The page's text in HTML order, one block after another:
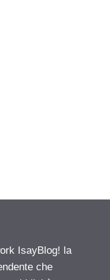
IsayBlog! la
che